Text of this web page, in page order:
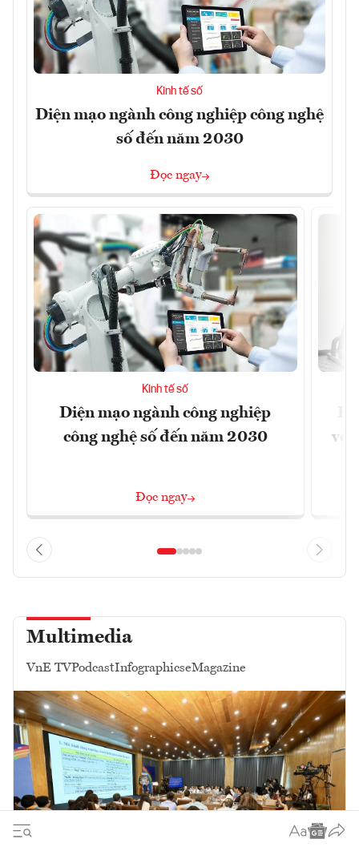
Kinh tế số
Diện mạo ngành công nghiệp công nghệ
số đến năm 2030
Đọc ngay
Kinh tế số
Diện mạo ngành công nghiệp
công nghệ số đến năm 2030
Đọc ngay
với
Multimedia
VnE TVPodcastInfographicseMagazine